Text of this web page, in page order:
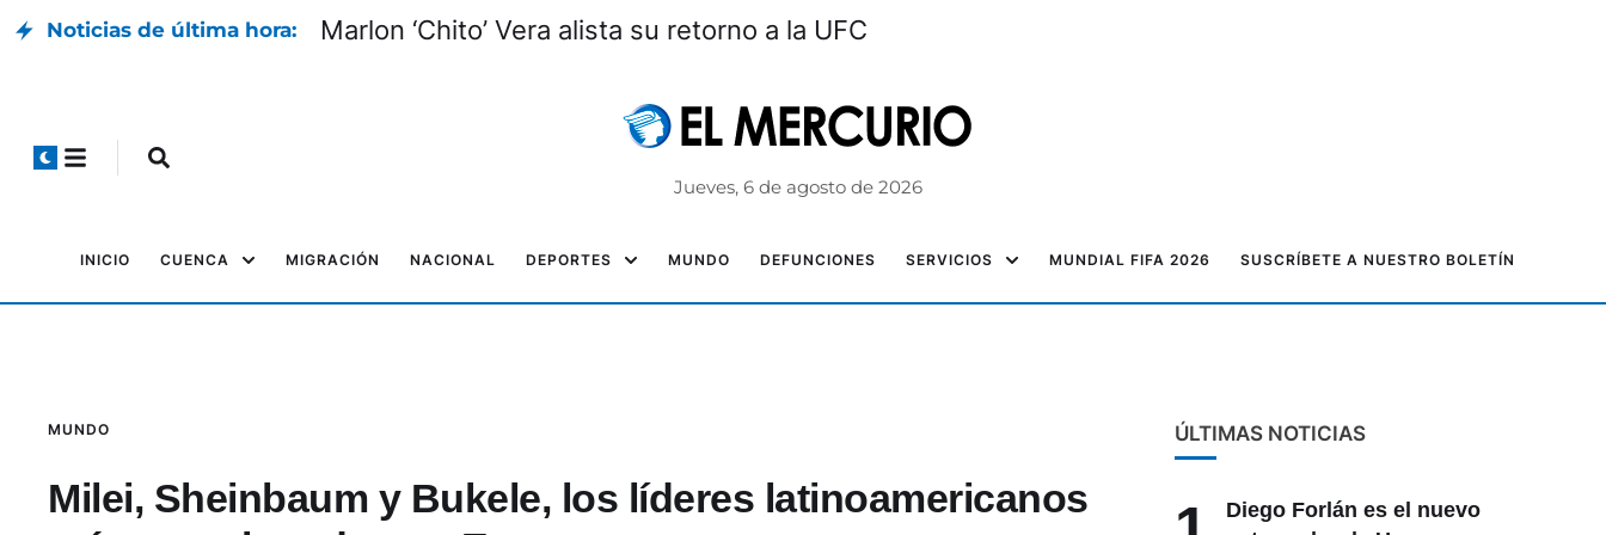
Noticias de última hora: Marlon ‘Chito’ Vera alista su retorno a la UFC
Jueves, 6 de agosto de 2026
INICIO CUENCA MIGRACIÓN NACIONAL DEPORTES MUNDO DEFUNCIONES SERVICIOS MUNDIAL FIFA 2026 SUSCRÍBETE A NUESTRO BOLETÍN
MUNDO
Milei, Sheinbaum y Bukele, los líderes latinoamericanos
ÚLTIMAS NOTICIAS
Diego Forlán es el nuevo